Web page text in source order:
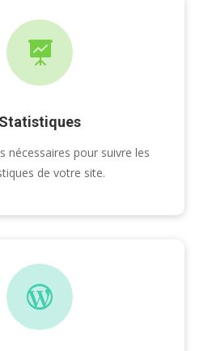

Statistiques
nécessaires pour suivre les
de votre site.
